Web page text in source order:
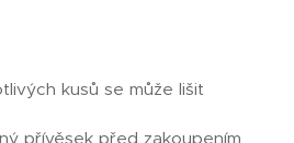
kusů se může lišit
přívěsek před zakoupením